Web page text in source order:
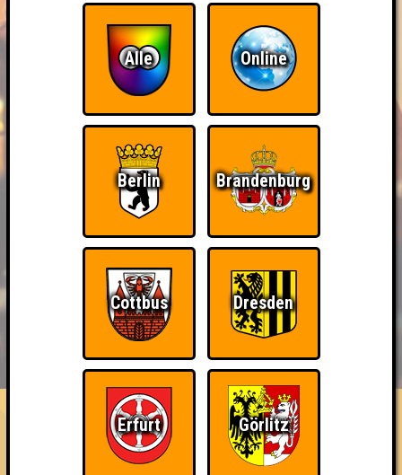
HIGHSCORE RESERVIERUNG
FAQ ÜBER UNS
QUIZLABOR Leipzig #102
denk mal anders. · 01.02.2024 · StuK
Alle Online
Berlin Brandenburg
Cottbus Dresden
Erfurt Görlitz